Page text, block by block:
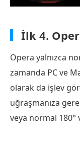
İlk 4.
Opera yalnızca
zamanda PC ve
olarak da işlev
uğraşmanıza
veya normal 180°